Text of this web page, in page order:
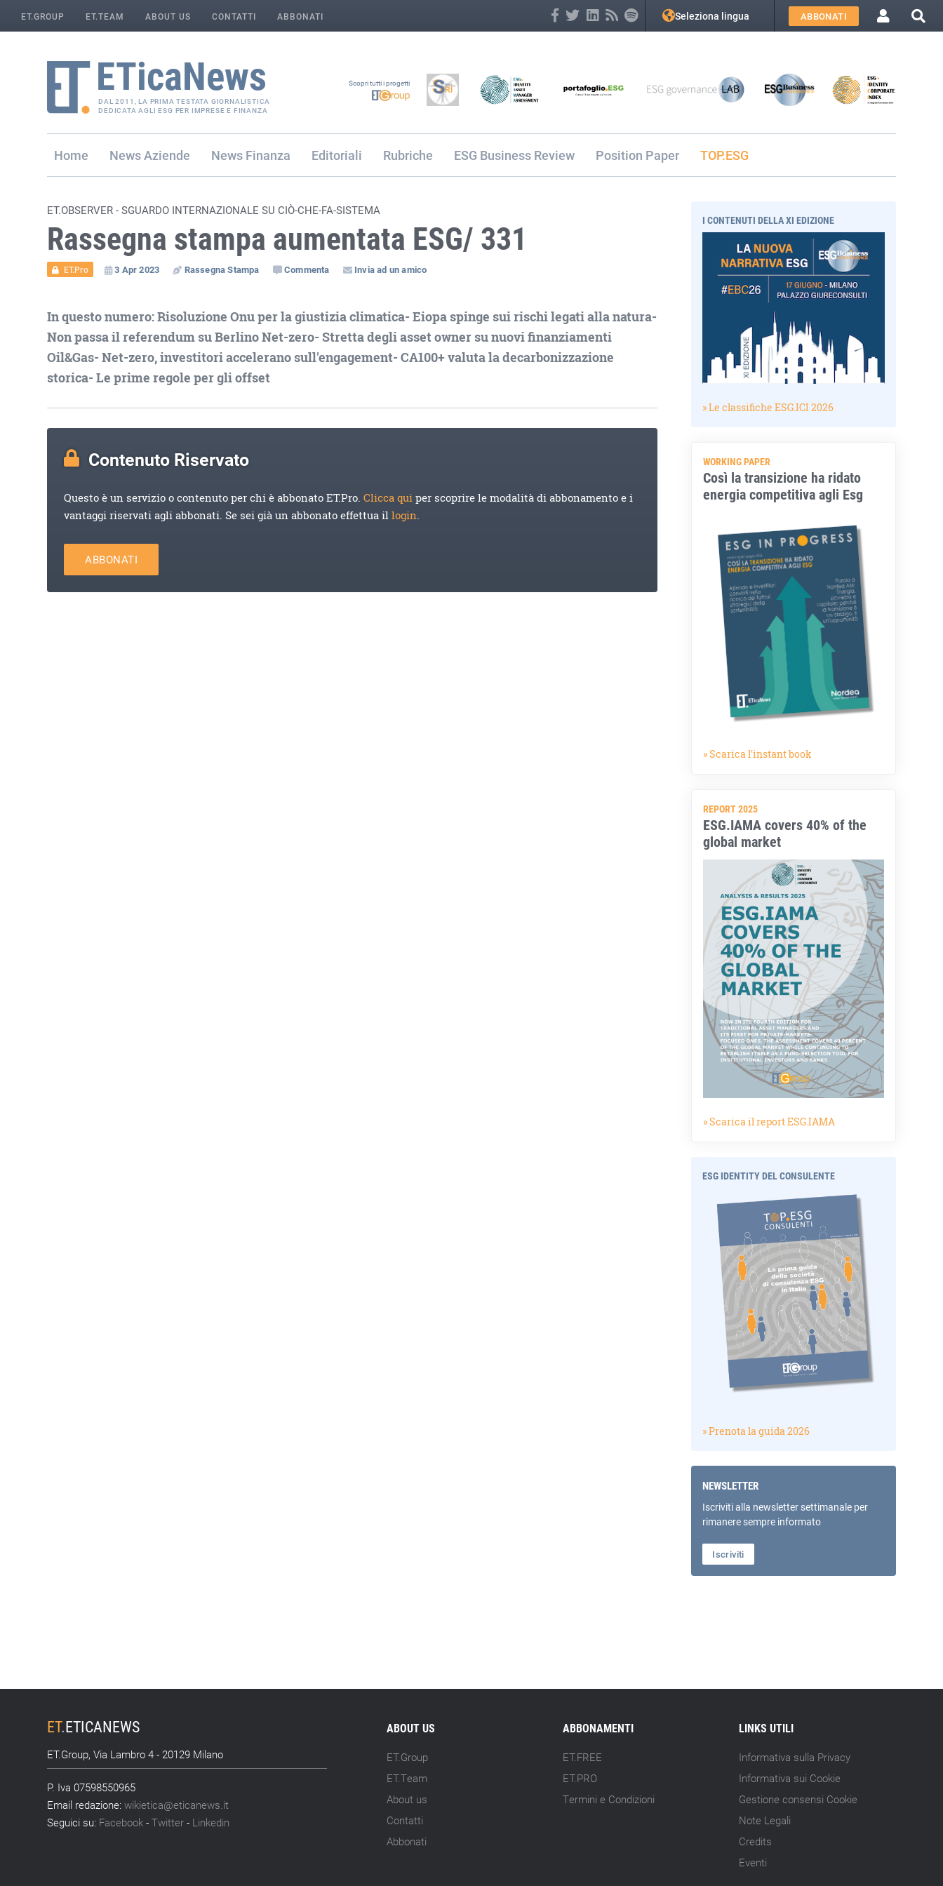
ET.GROUP ET.TEAM ABOUT US CONTATTI ABBONATI Seleziona lingua ABBONATI
DAL 2011, LA PRIMA TESTATA GIORNALISTICA
DEDICATA AGLI ESG PER IMPRESE E FINANZA
Scopri tutti i progetti
Home Aziende Finanza Editoriali Rubriche ESG Business Review Position Paper TOP.ESG
ET.OBSERVER - SGUARDO INTERNAZIONALE SU CIÒ-CHE-FA-SISTEMA
Rassegna stampa aumentata ESG/ 331
ET.Pro 3 Apr 2023 Rassegna Stampa Commenta Invia ad un amico
In questo numero: Risoluzione Onu per la giustizia climatica- Eiopa spinge sui rischi legati alla natura-
Non passa il referendum su Berlino Net-zero- Stretta degli asset owner su nuovi finanziamenti
Oil&Gas- Net-zero, investitori accelerano sull'engagement- CA100+ valuta la decarbonizzazione
storica- Le prime regole per gli offset
Contenuto Riservato
Questo è un servizio o contenuto per chi è abbonato ET.Pro.Clicca quiper scoprire le modalità di abbonamento e i
vantaggi riservati agli abbonati. Se sei già un abbonato effettua illogin.
ABBONATI
I CONTENUTI DELLA XI EDIZIONE
» Le classifiche ESG.ICI 2026
WORKING PAPER
Così la transizione ha ridato
energia competitiva agli Esg
» Scarica l'instant book
REPORT 2025
ESG.IAMA covers 40% of the
global market
» Scarica il report ESG.IAMA
ESG IDENTITY DEL CONSULENTE
» Prenota la guida 2026
NEWSLETTER
Iscriviti alla newsletter settimanale per
rimanere sempre informato
Iscriviti
ET.ETICANEWS
ET.Group, Via Lambro 4 - 20129 Milano
P. Iva 07598550965
Email redazione:wikietica@eticanews.it
Seguici su: Facebook -Twitter - Linkedin
ABOUT US
ET.Group
ET.Team
About us
Contatti
Abbonati
ABBONAMENTI
ET.FREE
ET.PRO
Termini e Condizioni
LINKS UTILI
Informativa sulla Privacy
Informativa sui Cookie
Gestione consensi Cookie
Note Legali
Credits
Eventi